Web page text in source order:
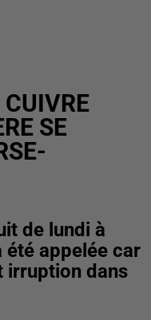
CUIVRE
SE
de lundi à
été appelée car
irruption dans